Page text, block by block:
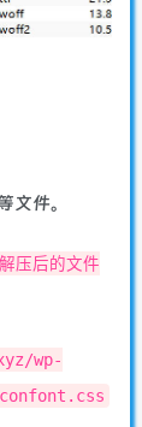
文件。
压后的文件
wp-